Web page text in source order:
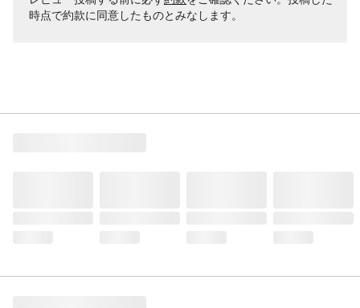
時点で約款に同意したものとみなします。